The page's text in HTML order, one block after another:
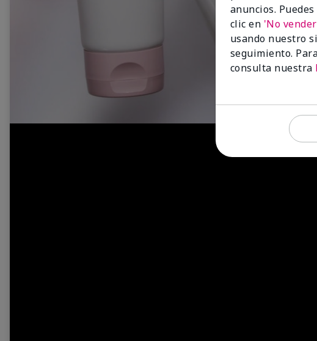
anuncios.
clic en 'No
usando nuestro
seguimiento.
consulta nuestra